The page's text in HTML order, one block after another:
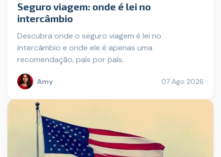
Seguro viagem: onde é lei no
intercâmbio
Descubra onde o seguro viagem é lei no
intercâmbio e onde ele é apenas uma
recomendação, país por país.
Amy 07 Ago 2026